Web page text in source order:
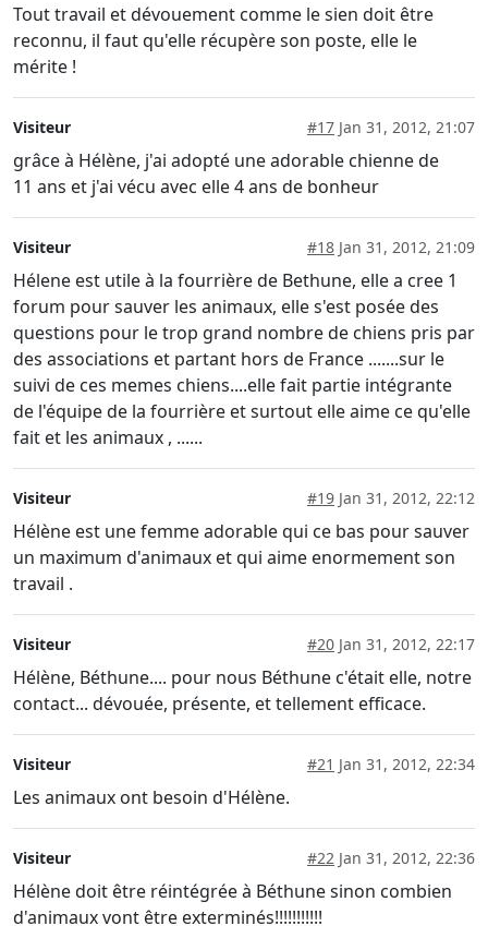
Tout travail et dévouement comme le sien doit être
reconnu, il faut qu'elle récupère son poste, elle le
mérite !
Visiteur #17 Jan 31, 2012, 21:07
grâce à Hélène, j'ai adopté une adorable chienne de
11 ans et j'ai vécu avec elle 4 ans de bonheur
Visiteur #18 Jan 31, 2012, 21:09
Hélene est utile à la fourrière de Bethune, elle a cree 1
forum pour sauver les animaux, elle s'est posée des
questions pour le trop grand nombre de chiens pris par
des associations et partant hors de France .......sur le
suivi de ces memes chiens....elle fait partie intégrante
de l'équipe de la fourrière et surtout elle aime ce qu'elle
fait et les animaux , ......
Visiteur #19 Jan 31, 2012, 22:12
Hélène est une femme adorable qui ce bas pour sauver
un maximum d'animaux et qui aime enormement son
travail .
Visiteur #20 Jan 31, 2012, 22:17
Hélène, Béthune.... pour nous Béthune c'était elle, notre
contact... dévouée, présente, et tellement efficace.
Visiteur #21 Jan 31, 2012, 22:34
Les animaux ont besoin d'Hélène.
Visiteur #22 Jan 31, 2012, 22:36
Hélène doit être réintégrée à Béthune sinon combien
d'animaux vont être exterminés!!!!!!!!!!!